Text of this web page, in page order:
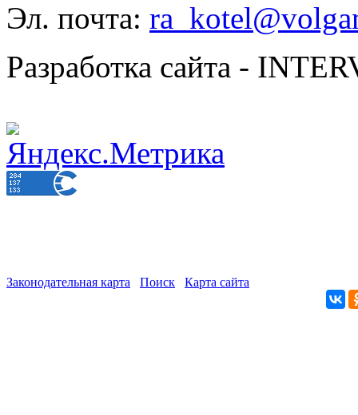
Эл. почта:
Разработка сайта -
Законодательная карта Поиск Карта сайта